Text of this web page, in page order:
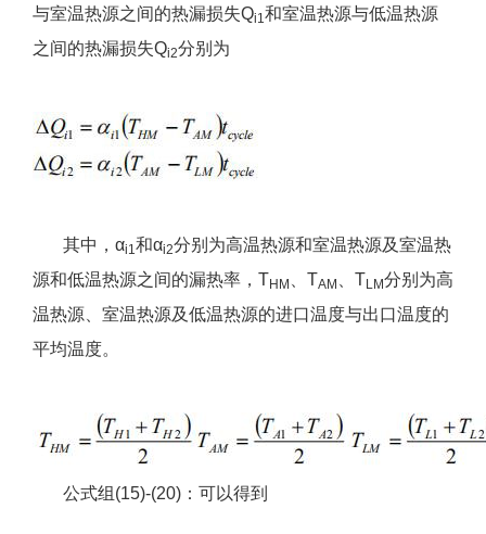
与室温热源之间的热漏损失Qi1和室温热源与低温热源
之间的热漏损失Qi2分别为
其中，αi1和αi2分别为高温热源和室温热源及室温热
源和低温热源之间的漏热率，THM 、TAM 、TLM分别为高
温热源、室温热源及低温热源的进口温度与出口温度的
平均温度。
公式组(15)-(20)：可以得到